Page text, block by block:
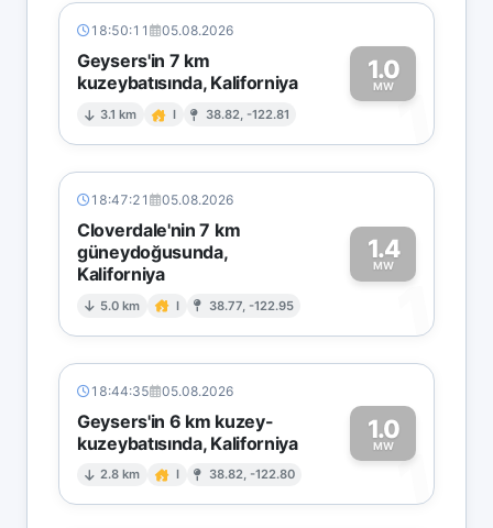
18:50:11 05.08.2026
Geysers'in 7 km
kuzeybatısında, Kaliforniya
3.1 km I 38.82, -122.81
1.0
MW1
18:47:21 05.08.2026
Cloverdale'nin 7 km
güneydoğusunda,
Kaliforniya
5.0 km I 38.77, -122.95
1.4
MW
1
18:44:35 05.08.2026
Geysers'in 6 km kuzey-
kuzeybatısında, Kaliforniya
2.8 km I 38.82, -122.80
1.0
MW1